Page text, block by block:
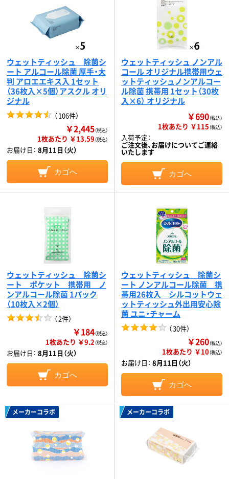
ウェットティッシュ 除菌シ
ート アルコール除菌 厚手・大
判 アロエエキス入 1セット
（36枚入×5個）アスクル オリ
ジナル
（106件）
￥2,445（税込）
1枚あたり ￥13.59（税込）
お届け日： 8月11日（火）
カゴへ
ウェットティッシュ ノンアル
コール オリジナル携帯用ウェ
ットティッシュノンアルコー
ル除菌 携帯用 1セット（30枚
入×6） オリジナル
￥690（税込）
1枚あたり ￥115（税込）
入荷予定：
ご注文後、お届けについてご連絡
いたします
カゴへ
ウェットティッシュ 除菌シ
ート ポケット 携帯用 ノ
ンアルコール除菌 1パック
（10枚入×2個）
（2件）
￥184（税込）
1枚あたり ￥9.2（税込）
お届け日： 8月11日（火）
カゴへ
ウェットティッシュ 除菌シ
ート ノンアルコール除菌 携
帯用26枚入 シルコットウェ
ットティッシュ外出用安心除
菌 ユニ・チャーム
（30件）
￥260（税込）
1枚あたり ￥10（税込）
お届け日： 8月11日（火）
カゴへ
メーカーコラボ メーカーコラボ